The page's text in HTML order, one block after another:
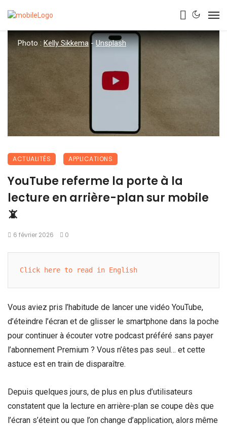
Photo :Kelly Sikkema -Unsplash
ACTUALITÉS APPLICATIONS
YouTube referme la porte à la
lecture en arrière-plan sur mobile
📵
6 février 2026 0
Click here to read in English
Vous aviez pris l’habitude de lancer une vidéo YouTube,
d’éteindre l’écran et de glisser le smartphone dans la poche
pour continuer à écouter votre podcast préféré sans payer
l’abonnement Premium ? Vous n’êtes pas seul… et cette
astuce est en train de disparaître.
Depuis quelques jours, de plus en plus d’utilisateurs
constatent que la lecture en arrière-plan se coupe dès que
l’écran s’éteint ou que l’on change d’application, alors même